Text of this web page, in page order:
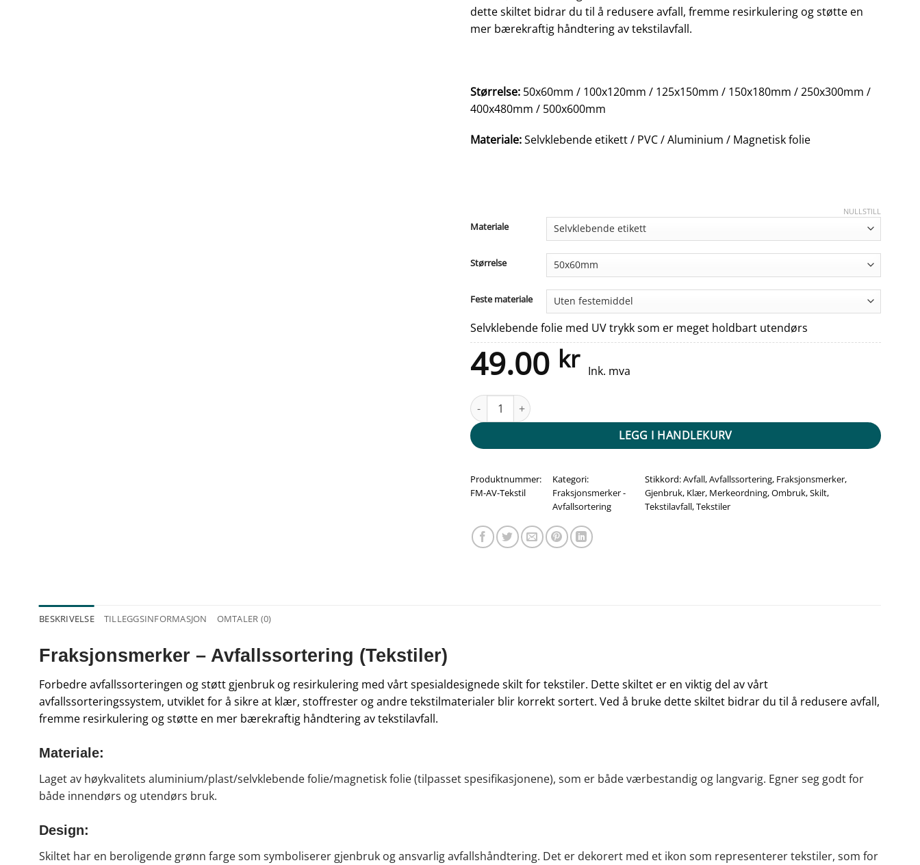
dette skiltet bidrar du til å redusere avfall, fremme resirkulering og støtte en
mer bærekraftig håndtering av tekstilavfall.
Størrelse: 50x60mm / 100x120mm / 125x150mm / 150x180mm / 250x300mm /
400x480mm / 500x600mm
Materiale:Selvklebende etikett / PVC / Aluminium / Magnetisk folie
Materiale
Størrelse
Feste materiale
NULLSTILL
Selvklebende folie med UV trykk som er meget holdbart utendørs
49.00 kr Ink. mva
Fraksjonsmerker - Avfallssortering (Tekstiler) antall
LEGG I HANDLEKURV
Produktnummer:
FM-AV-Tekstil
Kategori:
Fraksjonsmerker -
Avfallsortering
Stikkord:Avfall,Avfallssortering, Fraksjonsmerker,
Gjenbruk, Klær, Merkeordning,Ombruk,Skilt,
Tekstilavfall,Tekstiler
BESKRIVELSE TILLEGGSINFORMASJON OMTALER (0)
Fraksjonsmerker – Avfallssortering (Tekstiler)
Forbedre avfallssorteringen og støtt gjenbruk og resirkulering med vårt spesialdesignede skilt for tekstiler. Dette skiltet er en viktig del av vårt
avfallssorteringssystem, utviklet for å sikre at klær, stoffrester og andre tekstilmaterialer blir korrekt sortert. Ved å bruke dette skiltet bidrar du til å redusere avfall,
fremme resirkulering og støtte en mer bærekraftig håndtering av tekstilavfall.
Materiale:
Laget av høykvalitets aluminium/plast/selvklebende folie/magnetisk folie (tilpasset spesifikasjonene), som er både værbestandig og langvarig. Egner seg godt for
både innendørs og utendørs bruk.
Design:
Skiltet har en beroligende grønn farge som symboliserer gjenbruk og ansvarlig avfallshåndtering. Det er dekorert med et ikon som representerer tekstiler, som for